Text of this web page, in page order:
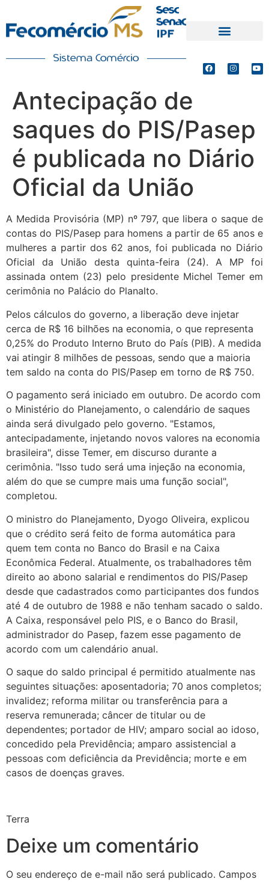
Antecipação de
saques do PIS/Pasep
é publicada no Diário
Oficial da União
A Medida Provisória (MP) nº 797, que libera o saque de
contas do PIS/Pasep para homens a partir de 65 anos e
mulheres a partir dos 62 anos, foi publicada no Diário
Oficial da União desta quinta-feira (24). A MP foi
assinada ontem (23) pelo presidente Michel Temer em
cerimônia no Palácio do Planalto.
Pelos cálculos do governo, a liberação deve injetar
cerca de R$ 16 bilhões na economia, o que representa
0,25% do Produto Interno Bruto do País (PIB). A medida
vai atingir 8 milhões de pessoas, sendo que a maioria
tem saldo na conta do PIS/Pasep em torno de R$ 750.
O pagamento será iniciado em outubro. De acordo com
o Ministério do Planejamento, o calendário de saques
ainda será divulgado pelo governo. "Estamos,
antecipadamente, injetando novos valores na economia
brasileira", disse Temer, em discurso durante a
cerimônia. "Isso tudo será uma injeção na economia,
além do que se cumpre mais uma função social",
completou.
O ministro do Planejamento, Dyogo Oliveira, explicou
que o crédito será feito de forma automática para
quem tem conta no Banco do Brasil e na Caixa
Econômica Federal. Atualmente, os trabalhadores têm
direito ao abono salarial e rendimentos do PIS/Pasep
desde que cadastrados como participantes dos fundos
até 4 de outubro de 1988 e não tenham sacado o saldo.
A Caixa, responsável pelo PIS, e o Banco do Brasil,
administrador do Pasep, fazem esse pagamento de
acordo com um calendário anual.
O saque do saldo principal é permitido atualmente nas
seguintes situações: aposentadoria; 70 anos completos;
invalidez; reforma militar ou transferência para a
reserva remunerada; câncer de titular ou de
dependentes; portador de HIV; amparo social ao idoso,
concedido pela Previdência; amparo assistencial a
pessoas com deficiência da Previdência; morte e em
casos de doenças graves.
Terra
Deixe um comentário
O seu endereço de e-mail não será publicado. Campos